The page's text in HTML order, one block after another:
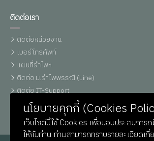
ติดต่อเรา
ติดต่อหน่วยงาน
เบอร์โทรศัพท์
แผนที่รำไพฯ
ติดต่อ ม.รำไพพรรณี (Line)
ติดต่อ IT-Support
หน่วยประชาสัมพันธ์
นโยบายคุกกี้ (Cookies
เว็บไซต์นี้ใช้ Cookies เพื่อมอบประสบการ
ให้กับท่าน ท่านสามารถทราบรายละเอียดเ